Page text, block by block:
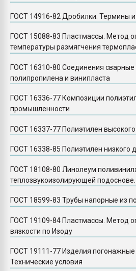
ГОСТ 14916-82 Дробилки. Термины
ГОСТ 15088-83 Пластмассы. Метод
температуры размягчения
ГОСТ 16310-80 Соединения сварные
полипропилена и винипласта
ГОСТ 16336-77 Композиции
промышленности
ГОСТ 16337-77 Полиэтилен
ГОСТ 16338-85 Полиэтилен низкого
ГОСТ 18108-80 Линолеум
теплозвукоизолирующей
ГОСТ 18599-83 Трубы напорные из
ГОСТ 19109-84 Пластмассы. Метод
вязкости по Изоду
ГОСТ 19111-77 Изделия
Технические условия